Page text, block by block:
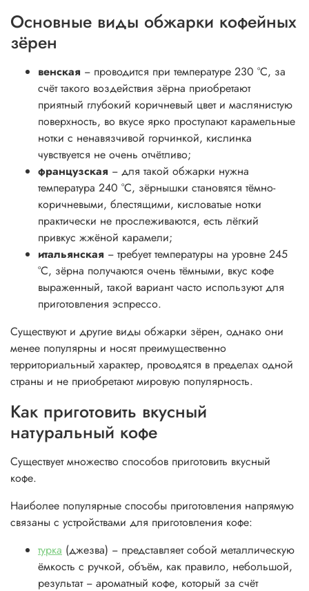
Основные виды обжарки кофейных
зёрен
венская − проводится при температуре 230 °C, за
счёт такого воздействия зёрна приобретают
приятный глубокий коричневый цвет и маслянистую
поверхность, во вкусе ярко проступают карамельные
нотки с ненавязчивой горчинкой, кислинка
чувствуется не очень отчётливо;
французская − для такой обжарки нужна
температура 240 °C, зёрнышки становятся тёмно-
коричневыми, блестящими, кисловатые нотки
практически не прослеживаются, есть лёгкий
привкус жжёной карамели;
итальянская − требует температуры на уровне 245
°C, зёрна получаются очень тёмными, вкус кофе
выраженный, такой вариант часто используют для
приготовления эспрессо.
Существуют и другие виды обжарки зёрен, однако они
менее популярны и носят преимущественно
территориальный характер, проводятся в пределах одной
страны и не приобретают мировую популярность.
Как приготовить вкусный
натуральный кофе
Существует множество способов приготовить вкусный
кофе.
Наиболее популярные способы приготовления напрямую
связаны с устройствами для приготовления кофе:
турка (джезва) − представляет собой металлическую
ёмкость с ручкой, объём, как правило, небольшой,
результат − ароматный кофе, который за счёт